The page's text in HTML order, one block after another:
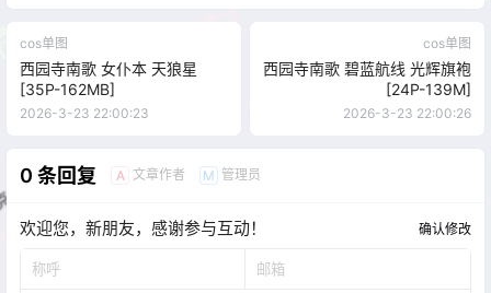
cos单图
西园寺南歌 女仆本 天狼星
[35P-162MB]
2026-3-23 22:00:23
cos单图
西园寺南歌 碧蓝航线 光辉旗袍
[24P-139M]
2026-3-23 22:00:26
0 条回复 A 文章作者 M 管理员
欢迎您，新朋友，感谢参与互动！ 确认修改